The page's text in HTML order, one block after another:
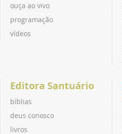
ouça ao vivo
programação
vídeos
Editora Santuário
bíblias
deus conosco
livros